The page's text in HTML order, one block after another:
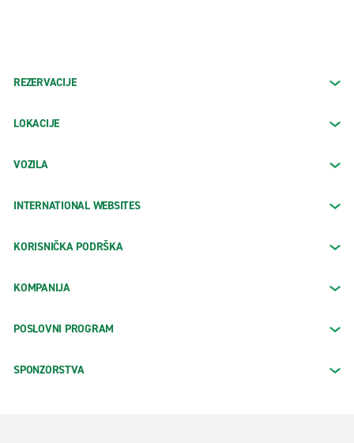
REZERVACIJE
LOKACIJE
VOZILA
INTERNATIONAL WEBSITES
KORISNIČKA PODRŠKA
KOMPANIJA
POSLOVNI PROGRAM
SPONZORSTVA